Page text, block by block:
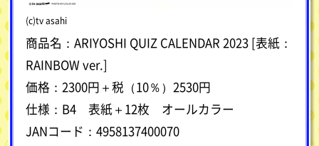
(c)tv asahi
商品名：ARIYOSHI QUIZ CALENDAR 2023 [表紙：
RAINBOW ver.]
価格：2300円＋税（10％）2530円
仕様：B4 表紙＋12枚 オールカラー
JANコード：4958137400070